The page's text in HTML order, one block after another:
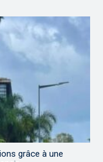
grâce à une